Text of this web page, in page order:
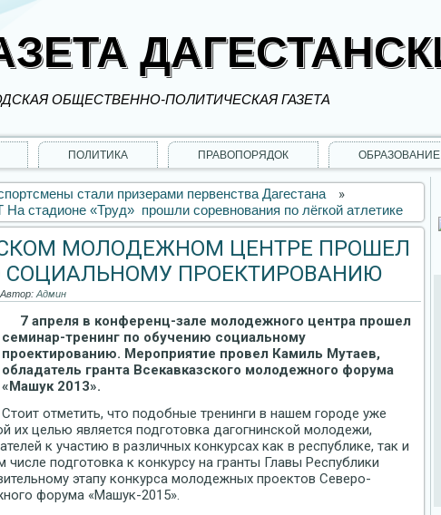
ОБЩЕСТВЕННО-ПОЛИТИЧЕСКАЯ ГАЗЕТА
ПОЛИТИКА ПРАВОПОРЯДОК ОБРАЗОВАНИЕ
стали призерами первенства Дагестана
»
стадионе «Труд» прошли соревнования по лёгкой атлетике
МОЛОДЕЖНОМ ЦЕНТРЕ ПРОШЕЛ
СОЦИАЛЬНОМУ ПРОЕКТИРОВАНИЮ
Автор: Админ
7 апреля в конференц-зале молодежного центра прошел
семинар-тренинг по обучению социальному
проектированию. Мероприятие провел Камиль Мутаев,
обладатель гранта Всекавказского молодежного форума
«Машук 2013».
Стоит отметить, что подобные тренинги в нашем городе уже
их целью является подготовка дагогнинской молодежи,
к участию в различных конкурсах как в республике, так и
числе подготовка к конкурсу на гранты Главы Республики
этапу конкурса молодежных проектов Северо-
форума «Машук-2015».